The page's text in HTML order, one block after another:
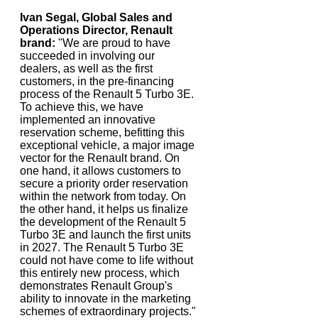
Ivan Segal, Global Sales and
Operations Director, Renault
brand: "We are proud to have
succeeded in involving our
dealers, as well as the first
customers, in the pre-financing
process of the Renault 5 Turbo 3E.
To achieve this, we have
implemented an innovative
reservation scheme, befitting this
exceptional vehicle, a major image
vector for the Renault brand. On
one hand, it allows customers to
secure a priority order reservation
within the network from today. On
the other hand, it helps us finalize
the development of the Renault 5
Turbo 3E and launch the first units
in 2027. The Renault 5 Turbo 3E
could not have come to life without
this entirely new process, which
demonstrates Renault Group's
ability to innovate in the marketing
schemes of extraordinary projects."